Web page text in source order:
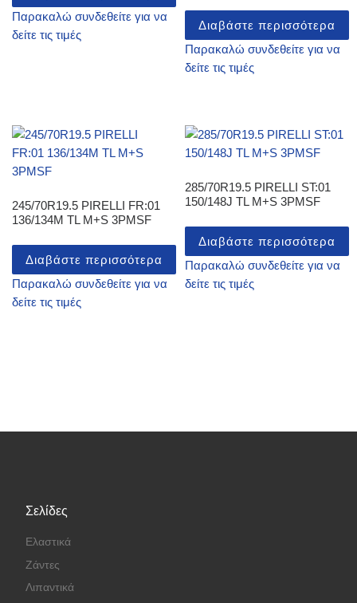
Παρακαλώ συνδεθείτε για να
δείτε τις τιμές
Διαβάστε περισσότερα
Παρακαλώ συνδεθείτε για να
δείτε τις τιμές
245/70R19.5 PIRELLI FR:01
136/134M TL M+S 3PMSF
Διαβάστε περισσότερα
Παρακαλώ συνδεθείτε για να
δείτε τις τιμές
285/70R19.5 PIRELLI ST:01
150/148J TL M+S 3PMSF
Διαβάστε περισσότερα
Παρακαλώ συνδεθείτε για να
δείτε τις τιμές
Σελίδες
Ελαστικά
Ζάντες
Λιπαντικά